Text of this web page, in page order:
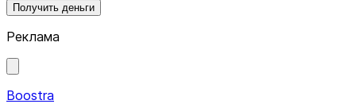
Получить деньги
Реклама
Boostra